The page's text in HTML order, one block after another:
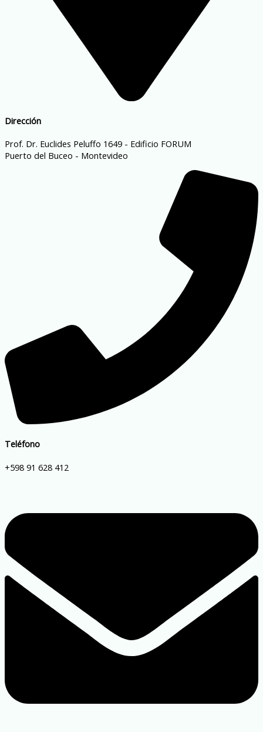
Dirección
Prof. Dr. Euclides Peluffo 1649 - Edificio FORUM
Puerto del Buceo - Montevideo
Teléfono
+598 91 628 412